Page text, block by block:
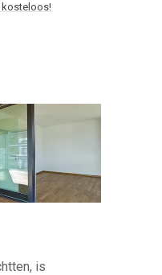
kosteloos!
is